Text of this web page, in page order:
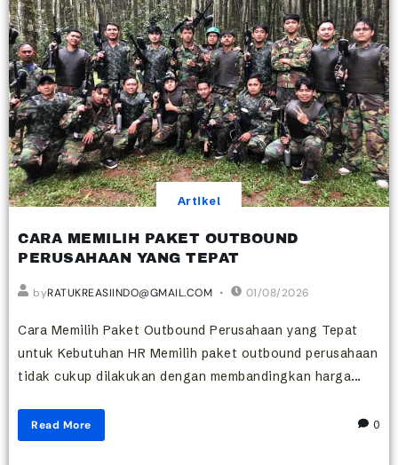
Artikel
CARA MEMILIH PAKET OUTBOUND
PERUSAHAAN YANG TEPAT
byRATUKREASIINDO@GMAIL.COM 01/08/2026
Cara Memilih Paket Outbound Perusahaan yang Tepat
untuk Kebutuhan HR Memilih paket outbound perusahaan
tidak cukup dilakukan dengan membandingkan harga...
Read More 0